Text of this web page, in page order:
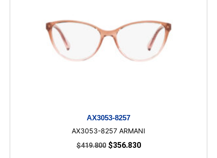
AX3053-8257
AX3053-8257 ARMANI
$419.800 $356.830